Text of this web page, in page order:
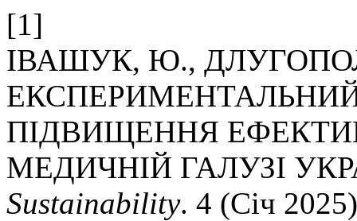
[1]
ІВАШУК, Ю.,
ПІДВИЩЕННЯ
МЕДИЧНІЙ ГАЛУЗІ
Sustainability. 4 (Січ